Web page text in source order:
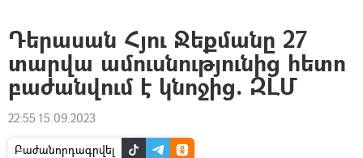
Դերասան Հյու Ջեքմանը 27
տարվա ամուսնությունից հետո
բաժանվում է կնոջից. ԶԼՄ
22:55 15.09.2023
Բաժանորդագրվել